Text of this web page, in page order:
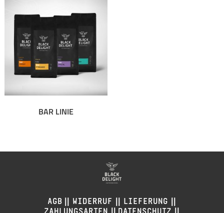
BAR LINIE
AGB || WIDERRUF || LIEFERUNG ||
ZAHLUNGSARTEN DATENSCHUTZ